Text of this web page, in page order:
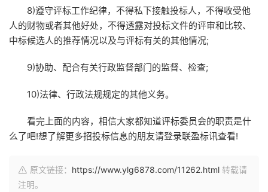
8)遵守评标工作纪律，不得私下接触投标人，不得收受他
人的财物或者其他好处，不得透露对投标文件的评审和比较、
中标候选人的推荐情况以及与评标有关的其他情况;
9)协助、配合有关行政监督部门的监督、检查;
10)法律、行政法规规定的其他义务。
看完上面的内容，相信大家都知道评标委员会的职责是什
么了吧!想了解更多招投标信息的朋友请登录联盈标讯查看!
原文链接： https://www.ylg6878.com/11262.html 转载请
注明。